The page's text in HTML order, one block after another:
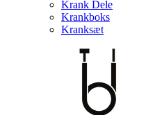
Krank Dele
Krankboks
Kranksæt